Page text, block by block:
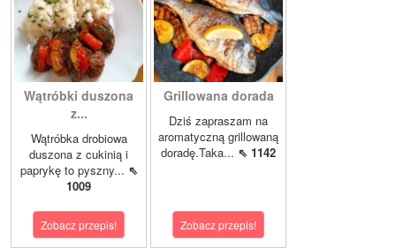
Wątróbki duszona
z...
Wątróbka drobiowa
duszona z cukinią i
paprykę to pyszny... ⇖
1009
Zobacz przepis!
Grillowana dorada
Dziś zapraszam na
aromatyczną grillowaną
doradę.Taka... ⇖ 1142
Zobacz przepis!